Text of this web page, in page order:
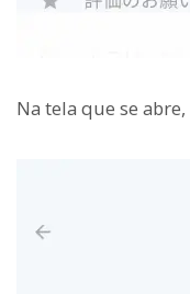
Na tela que se abre,